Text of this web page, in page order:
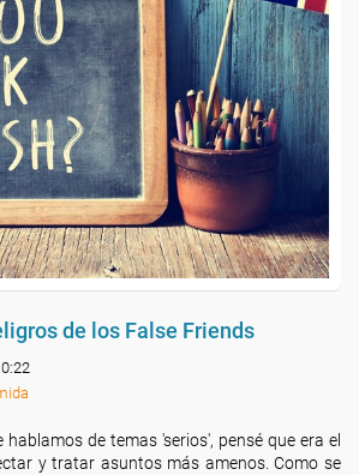
de los False Friends
de temas 'serios', pensé que era el
y tratar asuntos más amenos. Como se